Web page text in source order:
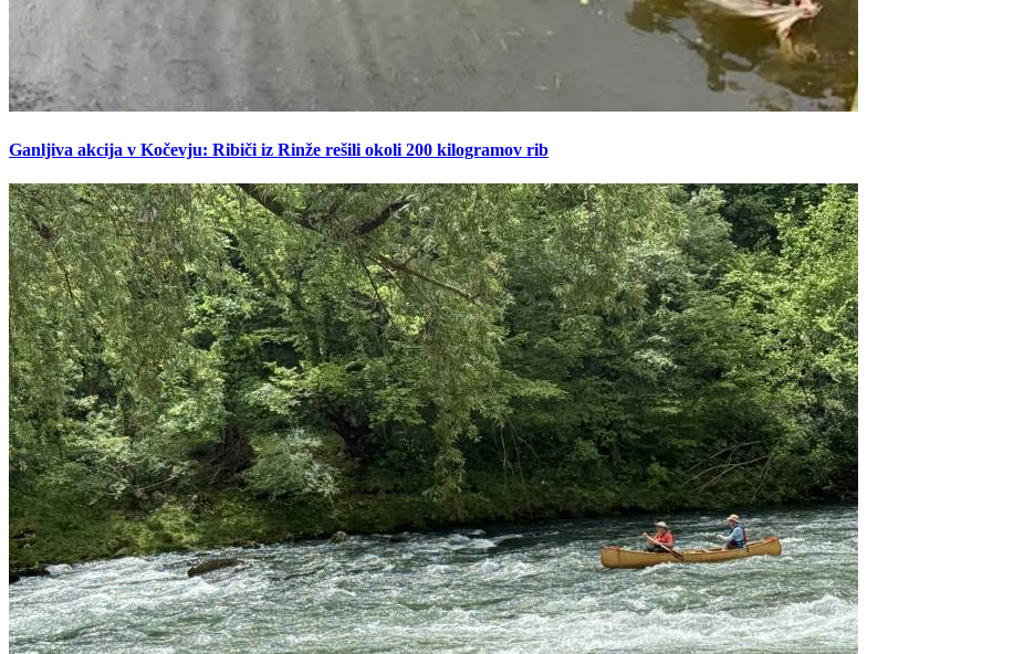
Ganljiva akcija v Kočevju: Ribiči iz Rinže rešili okoli 200 kilogramov rib